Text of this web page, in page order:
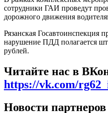
сотрудники ГАИ проведут
дорожного движения
Рязанская Госавтоинспекция
нарушение ПДД полагается
рублей.
Читайте нас в
https://vk.com/
Новости партнеров